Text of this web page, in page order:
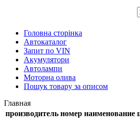
Головна сторінка
Автокаталог
Запит по VIN
Акумулятори
Автолампи
Моторна олива
Пошук товару за описом
Главная
производитель номер наименование